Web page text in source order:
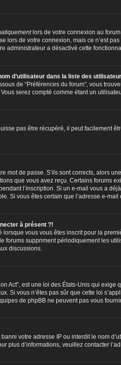
lors de votre connexion au
lors de votre connexion, mais ce n’est
administrateur a désactivé cette
d’utilisateur dans la liste des
de “Préférences du forum”, vous
serez compté comme étant un
pas être récupéré, il peut facilement
mot de passe. S’ils sont corrects, alors
que vous avez reçu. Certains forums
l’inscription. Si un e-mail vous a
Si vous êtes certain que l’adresse e-
à présent ?!
lorsque vous vous êtes inscrit pour la
forums suppriment périodiquement les
discussions.
Act”, est une loi des États-Unis qui
Si vous n’êtes pas sûr que cette loi
de phpBB ne peuvent pas vous
votre adresse IP ou interdit le nom
plus d’informations, veuillez contacter